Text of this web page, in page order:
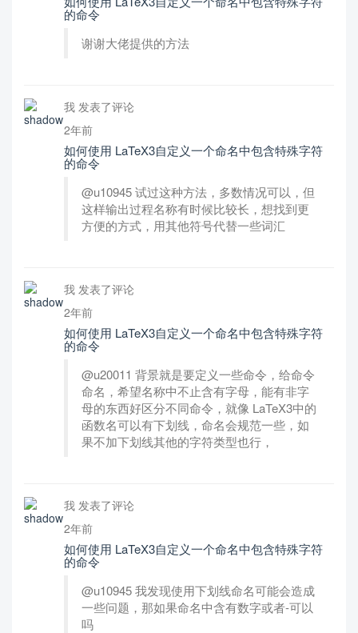
的命令
谢谢大佬提供的方法
我 发表了评论
2年前
如何使用 LaTeX3自定义一个命名中包含特殊字符
的命令
@u10945 试过这种方法，多数情况可以，但
这样输出过程名称有时候比较长，想找到更
方便的方式，用其他符号代替一些词汇
我 发表了评论
2年前
如何使用 LaTeX3自定义一个命名中包含特殊字符
的命令
@u20011 背景就是要定义一些命令，给命令
命名，希望名称中不止含有字母，能有非字
母的东西好区分不同命令，就像 LaTeX3中的
函数名可以有下划线，命名会规范一些，如
果不加下划线其他的字符类型也行，
我 发表了评论
2年前
如何使用 LaTeX3自定义一个命名中包含特殊字符
的命令
@u10945 我发现使用下划线命名可能会造成
一些问题，那如果命名中含有数字或者-可以
吗